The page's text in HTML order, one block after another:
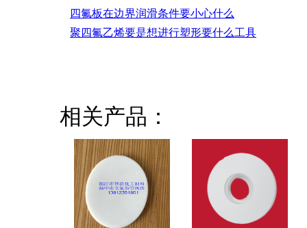
四氟板在边界润滑条件要小心什么
聚四氟乙烯要是想进行塑形要什么工具
相关产品：